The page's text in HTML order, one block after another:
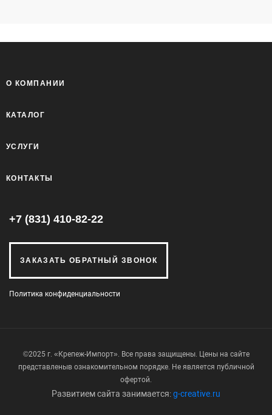
О КОМПАНИИ
КАТАЛОГ
УСЛУГИ
КОНТАКТЫ
+7 (831) 410-82-22
ЗАКАЗАТЬ ОБРАТНЫЙ ЗВОНОК
Политика конфиденциальности
©2025 г. «Крепеж-Импорт». Все права защищены. Цены на сайте
представленыв ознакомительном порядке. Не является публичной
офертой.
Развитием сайта занимается:g-creative.ru